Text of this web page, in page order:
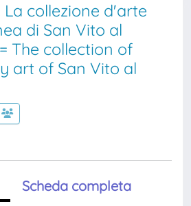
La collezione d'arte
di San Vito al
The collection of
art of San Vito al
Scheda completa